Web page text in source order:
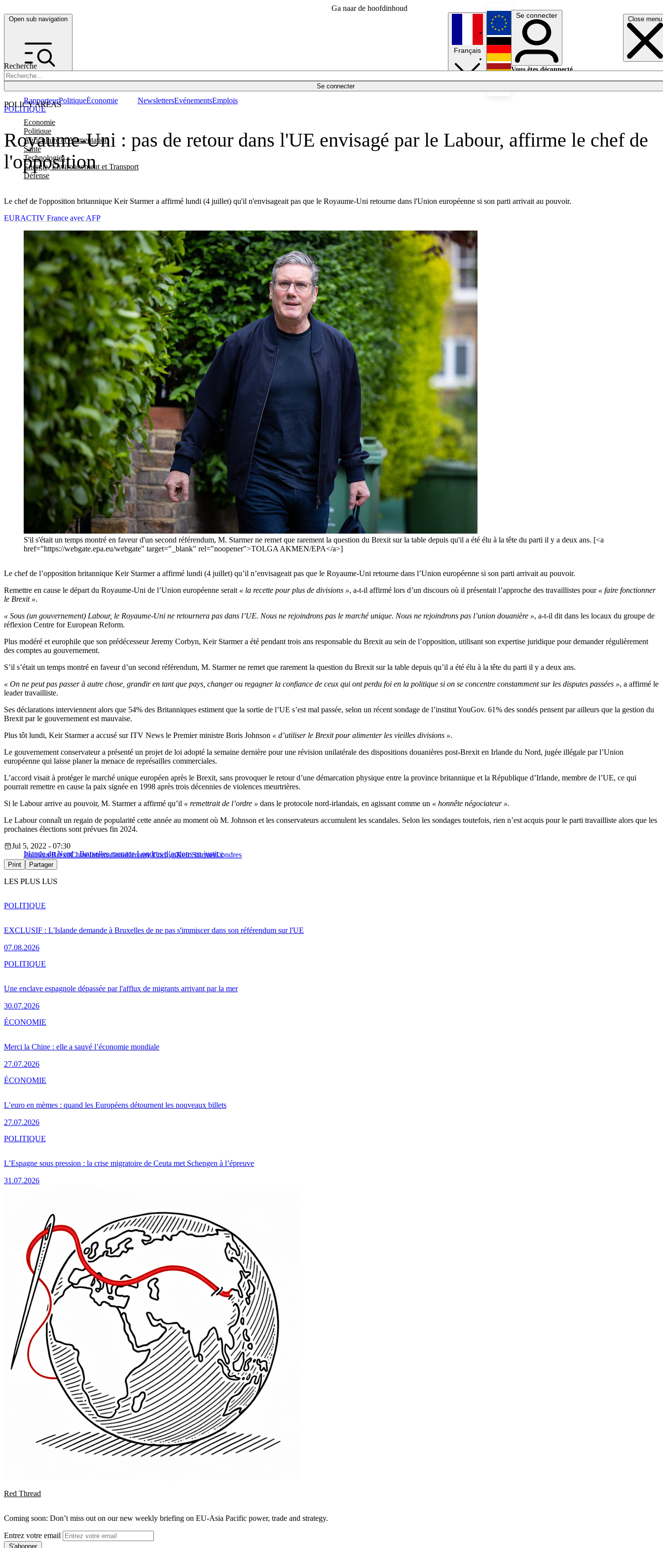
Ga naar de hoofdinhoud
Open sub navigation Close menu
Recherche
Se connecter
POLICY AREAS
Economie
Politique
Agriculture et Alimentation
Santé
Technologies
Energie, Environnement et Transport
Défense
RapporteurPolitiqueÉconomie NewslettersEvénementsEmplois
Français
English
Deutsch
Se connecter
Vous êtes déconnecté.
Royaume-Uni : pas de retour dans l'UE envisagé par le Labour, affirme le chef de
l'opposition
Le chef de l'opposition britannique Keir Starmer a affirmé lundi (4 juillet) qu'il n'envisageait pas que le Royaume-Uni retourne dans l'Union européenne si son parti arrivait au pouvoir.
POLITIQUE
EURACTIV France avec AFP
S'il s'était un temps montré en faveur d'un second référendum, M. Starmer ne remet que rarement la question du Brexit sur la table depuis qu'il a été élu à la tête du parti il y a deux ans. [<a
href="https://webgate.epa.eu/webgate" target="_blank" rel="noopener">TOLGA AKMEN/EPA</a>]
Le chef de l’opposition britannique Keir Starmer a affirmé lundi (4 juillet) qu’il n’envisageait pas que le Royaume-Uni retourne dans l’Union européenne si son parti arrivait au pouvoir.
Remettre en cause le départ du Royaume-Uni de l’Union européenne serait « la recette pour plus de divisions », a-t-il affirmé lors d’un discours où il présentait l’approche des travaillistes pour « faire fonctionner
le Brexit ».
« Sous (un gouvernement) Labour, le Royaume-Uni ne retournera pas dans l’UE. Nous ne rejoindrons pas le marché unique. Nous ne rejoindrons pas l’union douanière », a-t-il dit dans les locaux du groupe de
réflexion Centre for European Reform.
Plus modéré et europhile que son prédécesseur Jeremy Corbyn, Keir Starmer a été pendant trois ans responsable du Brexit au sein de l’opposition, utilisant son expertise juridique pour demander régulièrement
des comptes au gouvernement.
S’il s’était un temps montré en faveur d’un second référendum, M. Starmer ne remet que rarement la question du Brexit sur la table depuis qu’il a été élu à la tête du parti il y a deux ans.
« On ne peut pas passer à autre chose, grandir en tant que pays, changer ou regagner la confiance de ceux qui ont perdu foi en la politique si on se concentre constamment sur les disputes passées », a affirmé le
leader travailliste.
Ses déclarations interviennent alors que 54% des Britanniques estiment que la sortie de l’UE s’est mal passée, selon un récent sondage de l’institut YouGov. 61% des sondés pensent par ailleurs que la gestion du
Brexit par le gouvernement est mauvaise.
Plus tôt lundi, Keir Starmer a accusé sur ITV News le Premier ministre Boris Johnson « d’utiliser le Brexit pour alimenter les vieilles divisions ».
Le gouvernement conservateur a présenté un projet de loi adopté la semaine dernière pour une révision unilatérale des dispositions douanières post-Brexit en Irlande du Nord, jugée illégale par l’Union
européenne qui laisse planer la menace de représailles commerciales.
L’accord visait à protéger le marché unique européen après le Brexit, sans provoquer le retour d’une démarcation physique entre la province britannique et la République d’Irlande, membre de l’UE, ce qui
pourrait remettre en cause la paix signée en 1998 après trois décennies de violences meurtrières.
Si le Labour arrive au pouvoir, M. Starmer a affirmé qu’il « remettrait de l’ordre » dans le protocole nord-irlandais, en agissant comme un « honnête négociateur ».
Le Labour connaît un regain de popularité cette année au moment où M. Johnson et les conservateurs accumulent les scandales. Selon les sondages toutefois, rien n’est acquis pour le parti travailliste alors que les
prochaines élections sont prévues fin 2024.
Irlande du Nord : Bruxelles menace Londres d’actions en justice
Jul 5, 2022 - 07:30
PolitiqueBrexitChineInternationalJeremy CorbynKeir StarmerLondres
Print Partager
LES PLUS LUS
EXCLUSIF : L'Islande demande à Bruxelles de ne pas s'immiscer dans son référendum sur l'UE
07.08.2026
POLITIQUE
Une enclave espagnole dépassée par l'afflux de migrants arrivant par la mer
30.07.2026
POLITIQUE
Merci la Chine : elle a sauvé l’économie mondiale
27.07.2026
ÉCONOMIE
L’euro en mèmes : quand les Européens détournent les nouveaux billets
27.07.2026
ÉCONOMIE
L’Espagne sous pression : la crise migratoire de Ceuta met Schengen à l’épreuve
31.07.2026
POLITIQUE
Red Thread
Coming soon: Don’t miss out on our new weekly briefing on EU-Asia Pacific power, trade and strategy.
Entrez votre email
S'abonner